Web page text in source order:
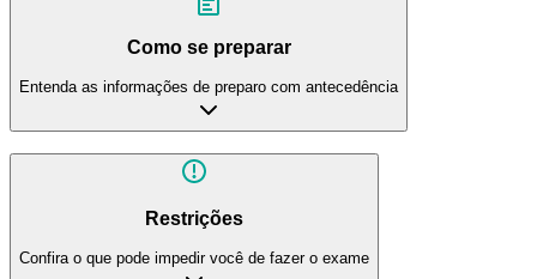
Como se preparar
Entenda as informações de preparo com antecedência
Restrições
Confira o que pode impedir você de fazer o exame